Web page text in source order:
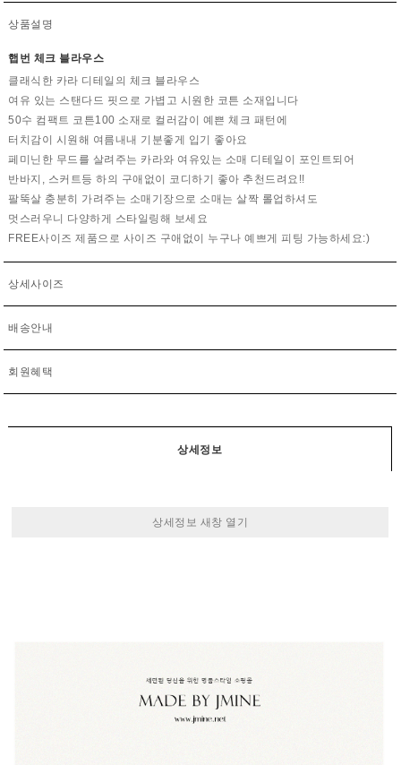
상품설명
햅번 체크 블라우스
클래식한 카라 디테일의 체크 블라우스
여유 있는 스탠다드 핏으로 가볍고 시원한 코튼 소재입니다
50수 컴팩트 코튼100 소재로 컬러감이 예쁜 체크 패턴에
터치감이 시원해 여름내내 기분좋게 입기 좋아요
페미닌한 무드를 살려주는 카라와 여유있는 소매 디테일이 포인트되어
반바지, 스커트등 하의 구애없이 코디하기 좋아 추천드려요!!
팔뚝살 충분히 가려주는 소매기장으로 소매는 살짝 롤업하셔도
멋스러우니 다양하게 스타일링해 보세요
FREE사이즈 제품으로 사이즈 구애없이 누구나 예쁘게 피팅 가능하세요:)
상세사이즈
배송안내
회원혜택
상세정보
상세정보 새창 열기